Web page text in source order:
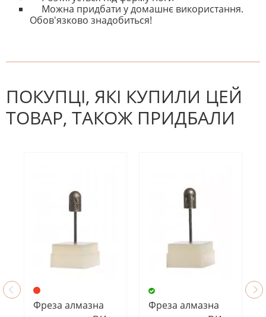
Можна придбати у домашнє використання.
Обов'язково знадобиться!
На даний час немає відгуків. Ви
ПОКУПЦІ, ЯКІ КУПИЛИ ЦЕЙ
ТОВАР, ТАКОЖ ПРИДБАЛИ
Фреза алмазна
Фреза алмазна